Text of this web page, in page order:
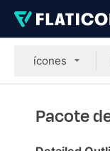
ícones
Pacote